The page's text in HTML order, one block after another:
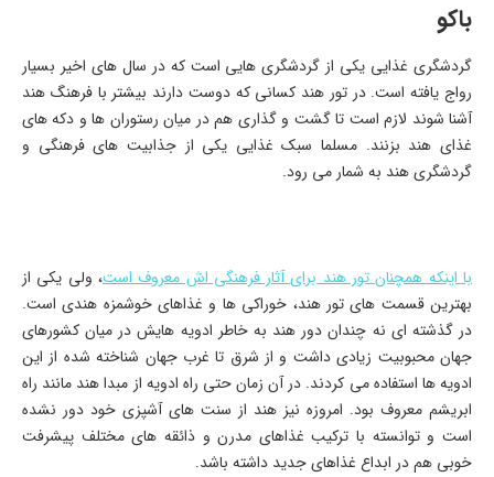
باکو
گردشگری غذایی یکی از گردشگری هایی است که در سال های اخیر بسیار
رواج یافته است. در تور هند کسانی که دوست دارند بیشتر با فرهنگ هند
آشنا شوند لازم است تا گشت و گذاری هم در میان رستوران ها و دکه های
غذای هند بزنند. مسلما سبک غذایی یکی از جذابیت های فرهنگی و
گردشگری هند به شمار می رود.
با اینکه همچنان تور هند برای آثار فرهنگی اش معروف است، ولی یکی از
بهترین قسمت های تور هند، خوراکی ها و غذاهای خوشمزه هندی است.
در گذشته ای نه چندان دور هند به خاطر ادویه هایش در میان کشورهای
جهان محبوبیت زیادی داشت و از شرق تا غرب جهان شناخته شده از این
ادویه ها استفاده می کردند. در آن زمان حتی راه ادویه از مبدا هند مانند راه
ابریشم معروف بود. امروزه نیز هند از سنت های آشپزی خود دور نشده
است و توانسته با ترکیب غذاهای مدرن و ذائقه های مختلف پیشرفت
خوبی هم در ابداع غذاهای جدید داشته باشد.